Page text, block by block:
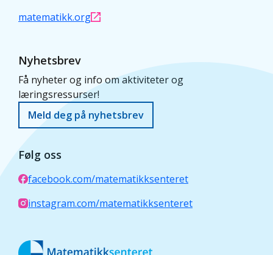
matematikk.org
Nyhetsbrev
Få nyheter og info om aktiviteter og
læringsressurser!
Meld deg på nyhetsbrev
Følg oss
facebook.com/matematikksenteret
instagram.com/matematikksenteret